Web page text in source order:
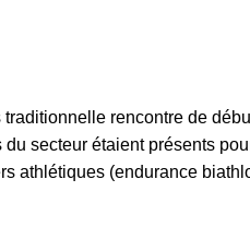
rencontre de
secteur étaient présents
athlétiques (endurance